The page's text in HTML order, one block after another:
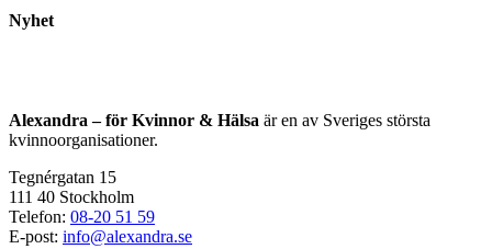
Nyhet
Alexandra – för Kvinnor & Hälsa är en av Sveriges största
kvinnoorganisationer.
Tegnérgatan 15
111 40 Stockholm
Telefon: 08-20 51 59
E-post: info@alexandra.se